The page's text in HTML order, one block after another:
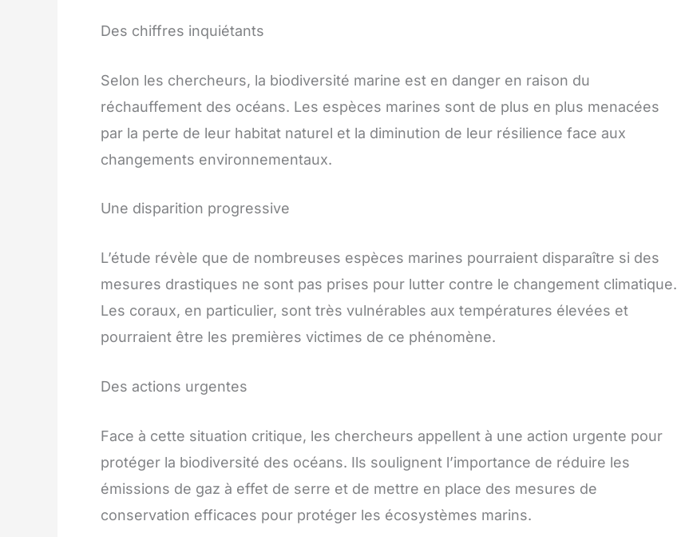
Des chiffres inquiétants
Selon les chercheurs, la biodiversité marine est en danger en raison du
réchauffement des océans. Les espèces marines sont de plus en plus menacées
par la perte de leur habitat naturel et la diminution de leur résilience face aux
changements environnementaux.
Une disparition progressive
L’étude révèle que de nombreuses espèces marines pourraient disparaître si des
mesures drastiques ne sont pas prises pour lutter contre le changement climatique.
Les coraux, en particulier, sont très vulnérables aux températures élevées et
pourraient être les premières victimes de ce phénomène.
Des actions urgentes
Face à cette situation critique, les chercheurs appellent à une action urgente pour
protéger la biodiversité des océans. Ils soulignent l’importance de réduire les
émissions de gaz à effet de serre et de mettre en place des mesures de
conservation efficaces pour protéger les écosystèmes marins.